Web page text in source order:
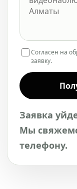
Согласен на
заявку.
Заявка
Мы
телефону.